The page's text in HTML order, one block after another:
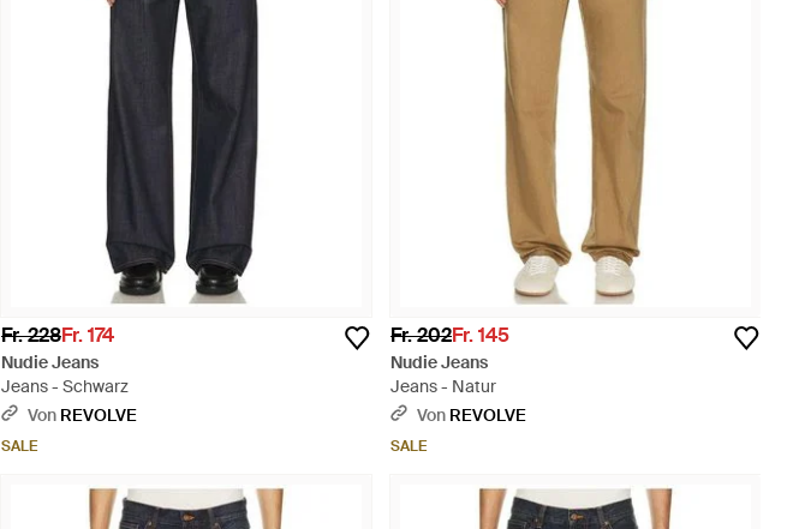
Fr. 228Fr. 174
Nudie Jeans
Jeans - Schwarz
Von REVOLVE
SALE
Fr. 202Fr. 145
Nudie Jeans
Jeans - Natur
Von REVOLVE
SALE